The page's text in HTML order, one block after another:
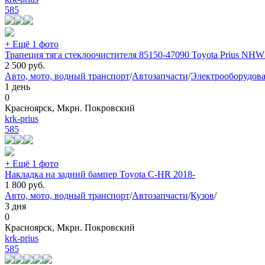
585
+ Ещё 1 фото
Трапеция тяга стеклоочистителя 85150-47090 Toyota Prius
2 500 руб.
Авто, мото, водный транспорт/Автозапчасти/
1 день
0
Красноярск, Мкрн. Покровский
krk-prius
585
+ Ещё 1 фото
Накладка на задний бампер Toyota C-HR 2018-
1 800 руб.
Авто, мото, водный транспорт/Автозапчасти/Кузов/
3 дня
0
Красноярск, Мкрн. Покровский
krk-prius
585